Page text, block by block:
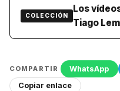
COLECCIÓN
Los
Tiago
COMPARTIR WhatsApp
Copiar enlace